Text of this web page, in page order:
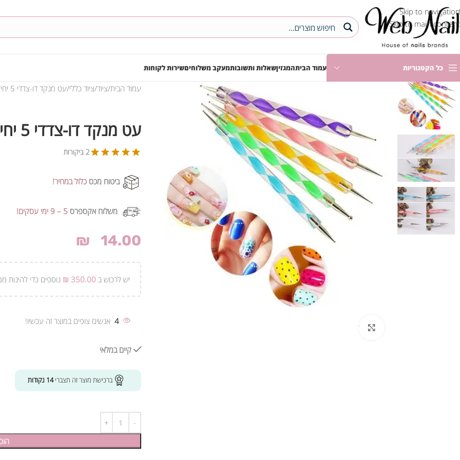
Skip to navigation
Skip to main content
כל הקטגוריות עמוד הביתהמגזיןשאלות ותשובותמעקב משלוחיםשירות לקוחות
עמוד הבית ציוד ציוד כללי עט מנקד דו-צדדי 5 יחידות
עט מנקד דו-צדדי 5 יחידות
2 ביקורות
ביטוח מכס כלול במחיר!
משלוח אקספרס 5 – 9 ימי עסקים!
₪ 14.00
יש לרכוש ב ₪ 350.00 נוספים כדי להינות
4 אנשים צופים במוצר זה עכשיו!
קיים במלאי
ברכישת מוצר זה תצברי14 נקודות